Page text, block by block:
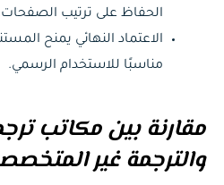
الحفاظ على ترتيب
الاعتماد النهائي يمنح
مناسبًا للاستخدام الرسمي.
مقارنة بين مكاتب
والترجمة غير